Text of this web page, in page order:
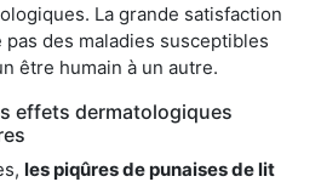
La grande satisfaction
pas des maladies susceptibles
être humain à un autre.
effets dermatologiques
les piqûres de punaises de lit